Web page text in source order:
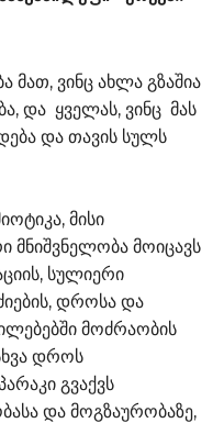
ვინც ახლა გზაშია
და ყველას, ვინც მას
და თავის სულს
მისი
მოიცავს
სულიერი
დროსა და
მოძრაობის
დროს
გვაქვს
და მოგზაურობაზე,